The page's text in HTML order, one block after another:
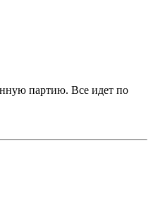
партию. Все идет по